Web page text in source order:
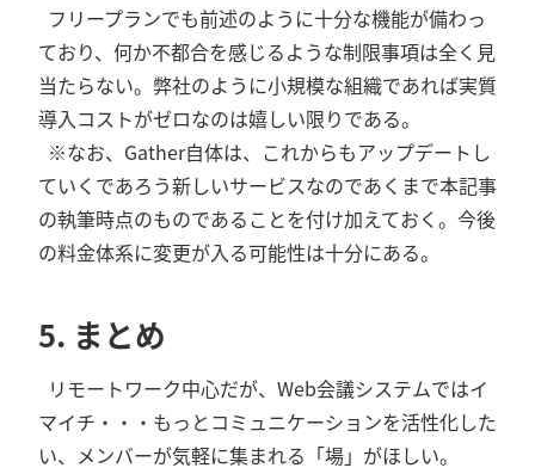
フリープランでも前述のように十分な機能が備わっ
ており、何か不都合を感じるような制限事項は全く見
当たらない。弊社のように小規模な組織であれば実質
導入コストがゼロなのは嬉しい限りである。
※なお、Gather自体は、これからもアップデートし
ていくであろう新しいサービスなのであくまで本記事
の執筆時点のものであることを付け加えておく。今後
の料金体系に変更が入る可能性は十分にある。
5. まとめ
リモートワーク中心だが、Web会議システムではイ
マイチ・・・もっとコミュニケーションを活性化した
い、メンバーが気軽に集まれる「場」がほしい。